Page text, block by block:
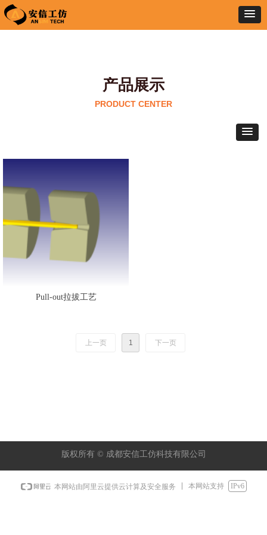
产品展示
PRODUCT CENTER
Pull-out拉拔工艺
上一页 1 下一页
版权所有 © 成都安信工仿科技有限公司
本网站由阿里云提供云计算及安全服务 本网站支持 IPv6